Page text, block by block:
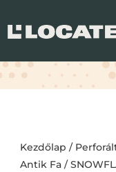
Kezdőlap /
Antik Fa/